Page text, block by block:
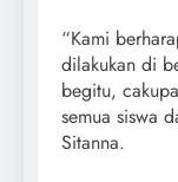
“Kami
dilakukan di
begitu,
semua siswa
Sitanna.